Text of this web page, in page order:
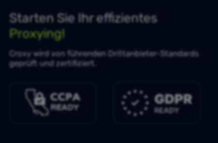
Starten Sie Ihr effizientes
Proxying!
Croxy wird von führenden Drittanbieter-Standards
geprüft und zertifiziert.